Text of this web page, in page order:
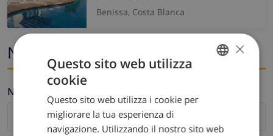
Benissa, Costa Blanca
Nome ed e-mail
Nome *
DUTCH
×
Questo sito web utilizza
cookie
Questo sito web utilizza i cookie per
migliorare la tua esperienza di
navigazione. Utilizzando il nostro sito web